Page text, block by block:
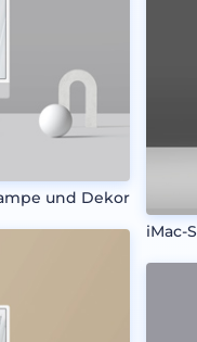
und Dekor
iMac-